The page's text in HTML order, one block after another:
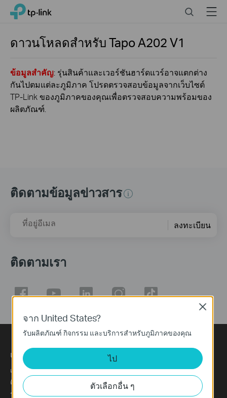
Click
navigation
TP-Link, Reliably Smart SearchMenu
ดาวนโหลดสำหรับTapo A202V1
ข้อมูลสำคัญ: รุ่นสินค้าและเวอร์ชันฮาร์ดแวร์อาจแตกต่าง
กันไปตมแต่ละภูมิภาค โปรดตรวจสอบข้อมูลจากเว็บไซต์
TP-Link ของภูมิภาคของคุณเพื่อตรวจสอบความพร้อมของ
ผลิตภัณฑ์.
ติดตามข้อมูลข่าวสาร
ที่อยู่อีเมล ลงทะเบียน
ติดตามเรา
เกี่ยวกับ TP-Link
เกี่ยวกับเรา
ติดต่อเรา
ร่วมงานกับเรา
ข่าวสารประชาสัมพันธ์
ข่าวสาร
ข่าวประชาสัมพันธ์
จาก United States?
รับผลิตภัณฑ์ กิจกรรม และบริการสำหรับภูมิภาคของคุณ
ไป
ตัวเลือกอื่น ๆ
Close